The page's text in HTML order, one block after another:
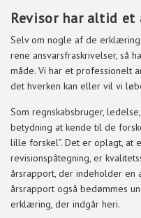
Revisor har altid et
Selv om nogle af de
rene ansvarsfraskrivelser, så
måde. Vi har et professionelt
det hverken kan eller vil vi
Som regnskabsbruger,
betydning at kende til de
lille forskel”. Det er oplagt, at
revisionspåtegning, er
årsrapport, der indeholder en
årsrapport også bedømmes
erklæring, der indgår heri.